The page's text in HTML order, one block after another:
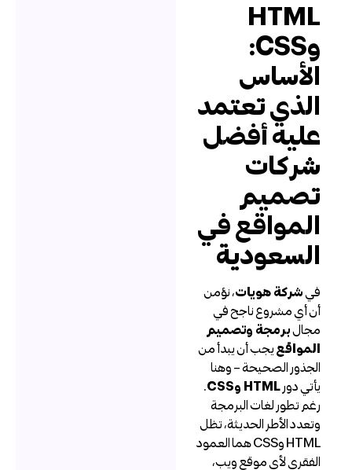
HTML
وCSS:
الأساس
الذي تعتمد
عليه أفضل
شركات
تصميم
المواقع في
السعودية
شركة هويات، نؤمن
أن أي مشروع ناجح في
برمجة وتصميم
المواقعيجب أن يبدأ من
الجذور الصحيحة – وهنا
يأتي دورHTML وCSS
.
رغم تطور لغات البرمجة
وتعدد الأطر الحديثة، تظل
HTML وCSS هما العمود
الفقري لأي موقع ويب،